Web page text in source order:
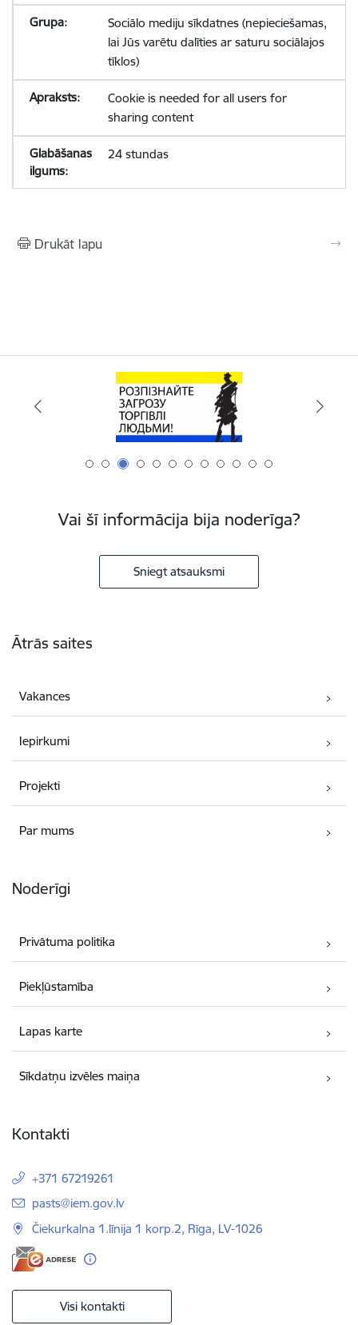
Sociālo mediju sīkdatnes (nepieciešamas,
lai Jūs varētu dalīties ar saturu sociālajos
tīklos)
Cookie is needed for all users for
sharing content
24 stundas
Drukāt lapu
Vai šī informācija bija noderīga?
Sniegt atsauksmi
Ātrās saites
Vakances
Iepirkumi
Projekti
Par mums
Noderīgi
Privātuma politika
Piekļūstamība
Lapas karte
Sīkdatņu izvēles maiņa
Kontakti
+371 67219261
E-pasts:
pasts@iem.gov.lv
Čiekurkalna 1.līnija 1 korp.2, Rīga, LV-1026
Visi kontakti